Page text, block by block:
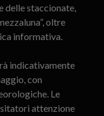
delle staccionate,
oltre
informativa.
indicativamente
con
Le
attenzione